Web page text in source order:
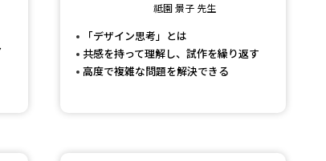
験
祗園 景子 先生
「デザイン思考」とは
共感を持って理解し、試作を繰り返す
高度で複雑な問題を解決できる